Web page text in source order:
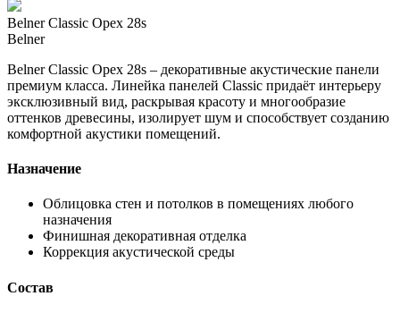
Belner Classic Орех 28s
Belner
Belner Classic Орех 28s – декоративные акустические панели
премиум класса. Линейка панелей Classic придаёт интерьеру
эксклюзивный вид, раскрывая красоту и многообразие
оттенков древесины, изолирует шум и способствует созданию
комфортной акустики помещений.
Назначение
Облицовка стен и потолков в помещениях любого
назначения
Финишная декоративная отделка
Коррекция акустической среды
Состав